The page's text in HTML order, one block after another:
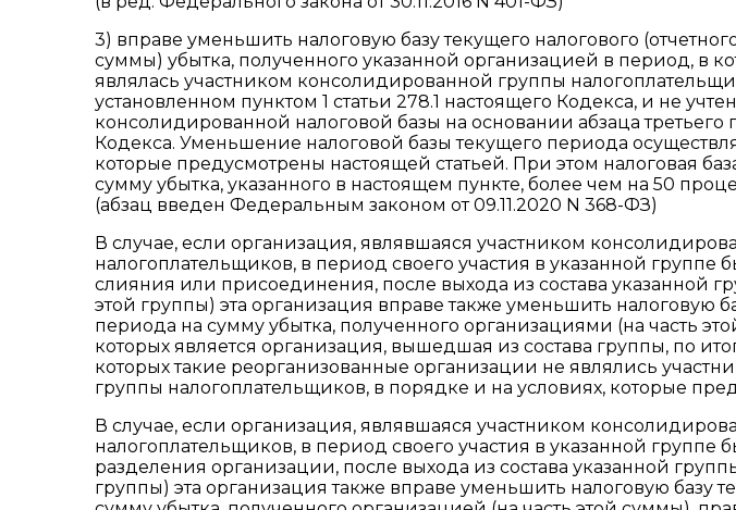
3) вправе уменьшить налоговую базу текущего налогового
суммы) убытка, полученного указанной организацией в период, в
являлась участником консолидированной группы
установленном пунктом 1 статьи 278.1 настоящего Кодекса, и не
консолидированной налоговой базы на основании абзаца третьего
Кодекса. Уменьшение налоговой базы текущего периода
которые предусмотрены настоящей статьей. При этом налоговая
сумму убытка, указанного в настоящем пункте, более чем на 50
(абзац введен Федеральным законом от 09.11.2020 N 368-ФЗ)
В случае, если организация, являвшаяся участником
налогоплательщиков, в период своего участия в указанной группе
слияния или присоединения, после выхода из состава указанной
этой группы) эта организация вправе также уменьшить налоговую
периода на сумму убытка, полученного организациями (на часть
которых является организация, вышедшая из состава группы, по
которых такие реорганизованные организации не являлись
группы налогоплательщиков, в порядке и на условиях, которые
В случае, если организация, являвшаяся участником
налогоплательщиков, в период своего участия в указанной группе
разделения организации, после выхода из состава указанной
группы) эта организация также вправе уменьшить налоговую базу